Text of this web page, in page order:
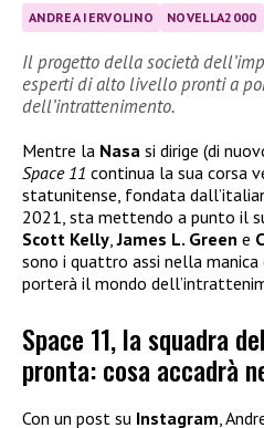
ANDREA IERVOLINO NOVELLA2000
Il progetto della società
esperti di alto livello pronti a
dell’intrattenimento.
Mentre la Nasa si dirige (di
Space 11 continua la sua corsa
statunitense, fondata
2021, sta mettendo a punto il
Scott Kelly ,James L. Green e
sono i quattro assi nella
porterà il mondo
Space 11, la squadra
pronta: cosa accadrà
Con un post su Instagram,